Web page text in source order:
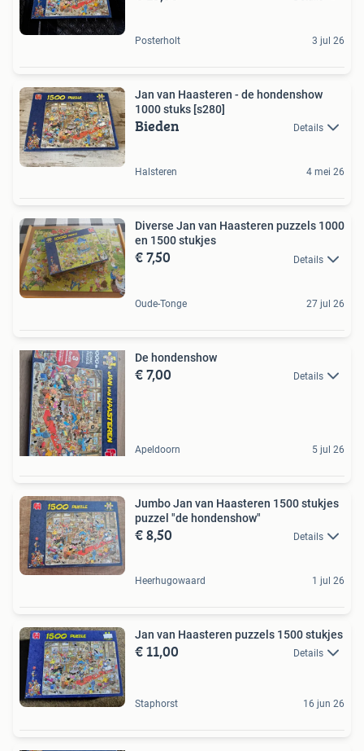
Posterholt 3 jul 26
Jan van Haasteren - de hondenshow
1000 stuks [s280]
Bieden Details
Halsteren 4 mei 26
Diverse Jan van Haasteren puzzels 1000
en 1500 stukjes
€ 7,50 Details
Oude-Tonge 27 jul 26
De hondenshow
€ 7,00 Details
Apeldoorn 5 jul 26
Jumbo Jan van Haasteren 1500 stukjes
puzzel "de hondenshow"
€ 8,50 Details
Heerhugowaard 1 jul 26
Jan van Haasteren puzzels 1500 stukjes
€ 11,00 Details
Staphorst 16 jun 26